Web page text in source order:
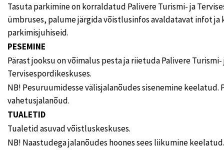
Tasuta parkimine on korraldatud Palivere Turismi- ja
ümbruses, palume järgida võistlusinfos avaldatavat infot ja
parkimisjuhiseid.
PESEMINE
Pärast jooksu on võimalus pesta ja riietuda Palivere Turismi-
Tervisespordikeskuses.
NB! Pesuruumidesse välisjalanõudes sisenemine keelatud.
vahetusjalanõud.
TUALETID
Tualetid asuvad võistluskeskuses.
NB! Naastudega jalanõudes hoones sees liikumine keelatud.